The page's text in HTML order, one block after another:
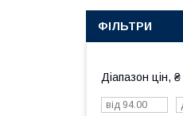
ФІЛЬТРИ
Діапазон цін, ₴